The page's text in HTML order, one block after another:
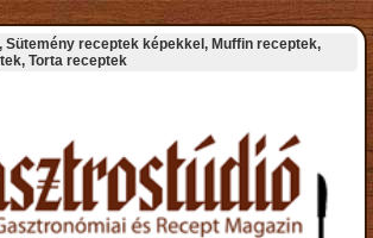
Sütemény receptek képekkel, Muffin receptek,
Torta receptek